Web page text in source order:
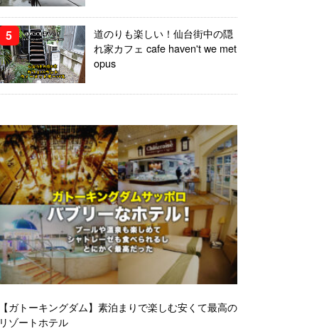
道のりも楽しい！仙台街中の隠
れ家カフェ cafe haven't we met
opus
【ガトーキングダム】素泊まりで楽しむ安くて最高の
リゾートホテル